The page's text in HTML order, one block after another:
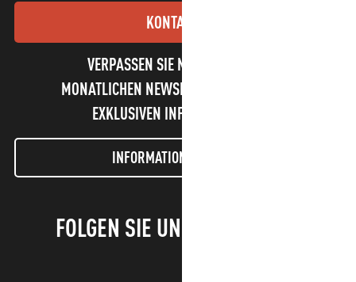
KONTAKT
VERPASSEN SIE NICHT UNSEREN
MONATLICHEN NEWSLETTER UND UNSERE
EXKLUSIVEN INFORMATIONEN!
INFORMATIONEN LETTER
FOLGEN SIE UNS!